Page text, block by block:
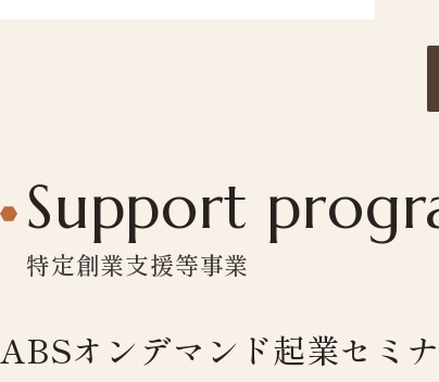
Support
特定創業支援等事業
ABSオンデマンド起業セミ